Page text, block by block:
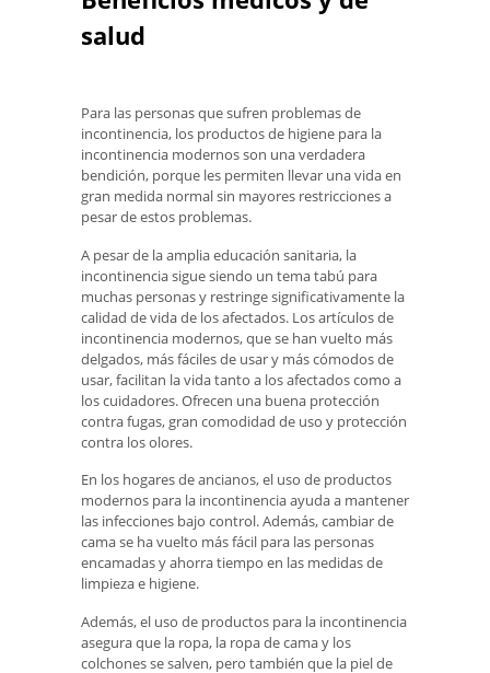
salud
Para las personas que sufren problemas de
incontinencia, los productos de higiene para la
incontinencia modernos son una verdadera
bendición, porque les permiten llevar una vida en
gran medida normal sin mayores restricciones a
pesar de estos problemas.
A pesar de la amplia educación sanitaria, la
incontinencia sigue siendo un tema tabú para
muchas personas y restringe significativamente la
calidad de vida de los afectados. Los artículos de
incontinencia modernos, que se han vuelto más
delgados, más fáciles de usar y más cómodos de
usar, facilitan la vida tanto a los afectados como a
los cuidadores. Ofrecen una buena protección
contra fugas, gran comodidad de uso y protección
contra los olores.
En los hogares de ancianos, el uso de productos
modernos para la incontinencia ayuda a mantener
las infecciones bajo control. Además, cambiar de
cama se ha vuelto más fácil para las personas
encamadas y ahorra tiempo en las medidas de
limpieza e higiene.
Además, el uso de productos para la incontinencia
asegura que la ropa, la ropa de cama y los
colchones se salven, pero también que la piel de